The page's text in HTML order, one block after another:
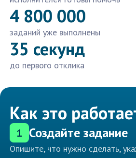
4 800 000
заданий уже выполнены
35 секунд
до первого отклика
Как это
1 Создайте задание
Опишите, что нужно сделать,